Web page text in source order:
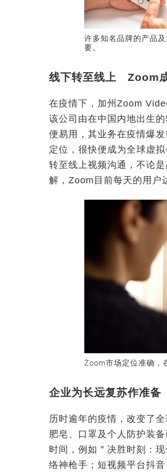
许多知名品牌的产品
要。
线下转至线上 Zoom
在疫情下，加州Zoom
该公司由在中国内地出生
便易用，其业务在疫情爆
定位，很快便成为全球虚
转至线上视频沟通，不论
解，Zoom目前每天的用户
Zoom市场定位准确，
企业为长远复苏作准备
历时逾年的疫情，改变了
肥皂、口罩及个人防护装
时间，例如＂决胜时刻：
络神枪手；短视频平台抖